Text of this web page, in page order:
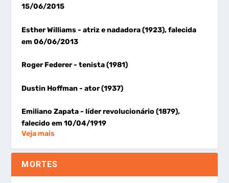
15/06/2015
Esther Williams- atriz e nadadora (1923), falecida
em 06/06/2013
Roger Federer- tenista (1981)
Dustin Hoffman- ator (1937)
Emiliano Zapata- líder revolucionário (1879),
falecido em 10/04/1919
Veja mais
MORTES